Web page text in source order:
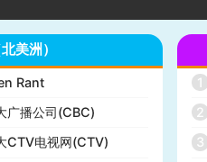
美洲）
Rant
广播公司(CBC)
CTV电视网(CTV)
1
2
3